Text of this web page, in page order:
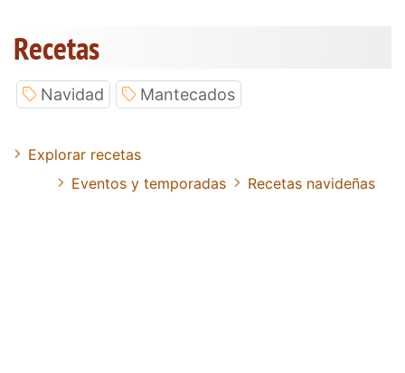
Recetas
Navidad Mantecados
Explorar recetas
Eventos y temporadas
Recetas navideñas